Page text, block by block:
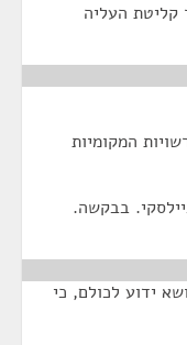
קליטת העליה
המקומיות
בבקשה.
ידוע לכולם, כי